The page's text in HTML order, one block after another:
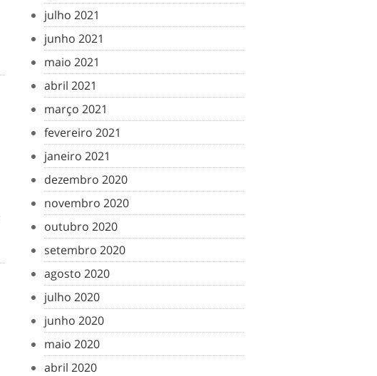
julho 2021
junho 2021
maio 2021
abril 2021
março 2021
fevereiro 2021
janeiro 2021
dezembro 2020
novembro 2020
outubro 2020
setembro 2020
agosto 2020
julho 2020
junho 2020
maio 2020
abril 2020